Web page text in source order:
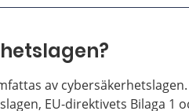
av cybersäkerhetslagen.
EU-direktivets Bilaga 1